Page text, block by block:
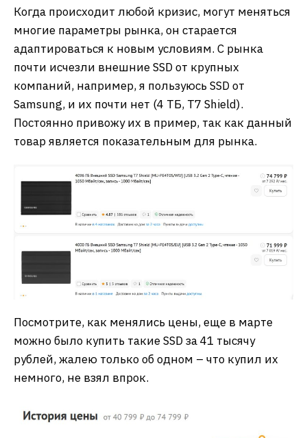
Когда происходит любой кризис, могут меняться
многие параметры рынка, он старается
адаптироваться к новым условиям. С рынка
почти исчезли внешние SSD от крупных
компаний, например, я пользуюсь SSD от
Samsung, и их почти нет (4 ТБ, Т7 Shield).
Постоянно привожу их в пример, так как данный
товар является показательным для рынка.
Посмотрите, как менялись цены, еще в марте
можно было купить такие SSD за 41 тысячу
рублей, жалею только об одном – что купил их
немного, не взял впрок.